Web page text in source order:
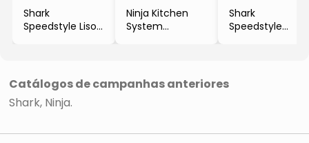
Shark
Speedstyle Lisos
- 108x342x45cm
- Energia
- 1700W
Ninja Kitchen
System
- 127v
- 1200W
Shark
Speedstyle
- 108x342x45cm
- 127V
Catálogos de campanhas anteriores
Shark Ninja